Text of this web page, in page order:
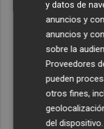
y datos de
anuncios y
anuncios y
sobre la
Proveedores
pueden
otros fines,
del